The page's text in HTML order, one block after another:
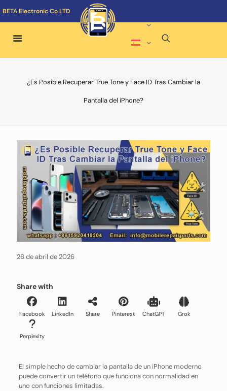
BETA Electronic Co LTD
¿Es Posible Recuperar True Tone y Face ID Tras Cambiar la
Pantalla del iPhone?
26 de abril de 2026
Share with
Facebook LinkedIn Share Pinterest ChatGPT Grok
Perplexity
El simple hecho de cambiar la pantalla de un iPhone moderno
puede convertir un teléfono que funciona con normalidad en
uno con funciones limitadas.